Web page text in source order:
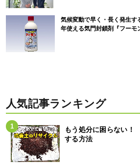
気候変動で早く・長く発生す
年使える気門封鎖剤『フーモ
人気記事ランキング
もう処分に困らない
する方法